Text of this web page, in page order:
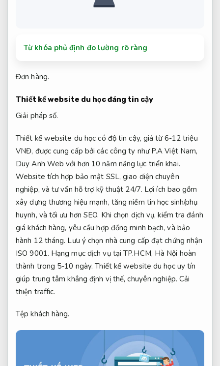
Từ khóa phủ định đo lường rõ ràng
Đơn hàng.
Thiết kế website du học đáng tin cậy
Giải pháp số.
Thiết kế website du học có độ tin cậy, giá từ 6-12 triệu
VNĐ, được cung cấp bởi các công ty như P.A Việt Nam,
Duy Anh Web với hơn 10 năm năng lực triển khai.
Website tích hợp bảo mật SSL, giao diện chuyên
nghiệp, và tư vấn hỗ trợ kỹ thuật 24/7. Lợi ích bao gồm
xây dựng thương hiệu mạnh, tăng niềm tin học sinh/phụ
huynh, và tối ưu hơn SEO. Khi chọn dịch vụ, kiểm tra đánh
giá khách hàng, yêu cầu hợp đồng minh bạch, và bảo
hành 12 tháng. Lưu ý chọn nhà cung cấp đạt chứng nhận
ISO 9001. Hạng mục dịch vụ tại TP.HCM, Hà Nội hoàn
thành trong 5-10 ngày. Thiết kế website du học uy tín
giúp trung tâm khẳng định vị thế, chuyên nghiệp. Cải
thiện traffic.
Tệp khách hàng.